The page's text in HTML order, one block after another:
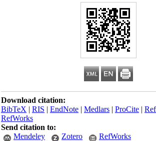
Download citation:
BibTeX|RIS|EndNote|Medlars|ProCite|
RefWorks
Send citation to:
Mendeley
Zotero RefWorks